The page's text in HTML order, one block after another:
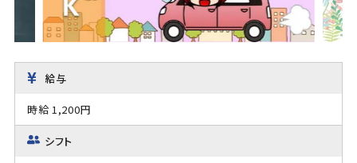
給与
時給 1,200円
シフト